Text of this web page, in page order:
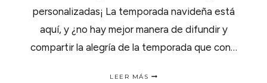
personalizadas¡ La temporada navideña está
aquí, y ¿no hay mejor manera de difundir y
compartir la alegría de la temporada que con…
LEER MÁS